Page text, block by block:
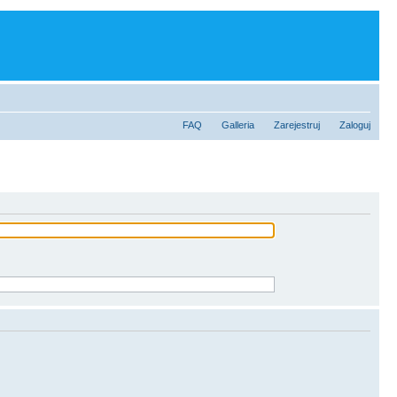
FAQ Galleria Zarejestruj Zaloguj